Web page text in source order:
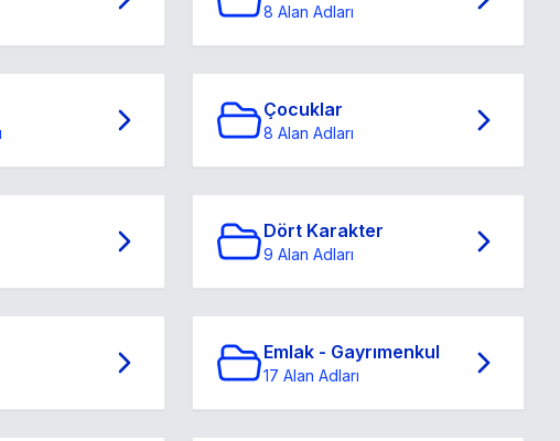
8 Alan Adları
Çocuklar
8 Alan Adları
Dört Karakter
9 Alan Adları
Emlak - Gayrımenkul
17 Alan Adları